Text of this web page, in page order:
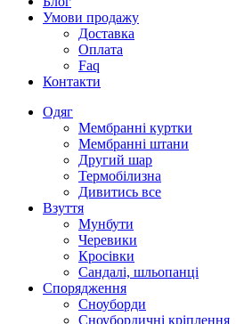
Умови продажу
Доставка
Оплата
Faq
Контакти
Одяг
Мембранні куртки
Мембранні штани
Другий шар
Термобілизна
Дивитись все
Взуття
Мунбути
Черевики
Кросівки
Сандалі, шльопанці
Спорядження
Сноуборди
Сноубордичні кріплення